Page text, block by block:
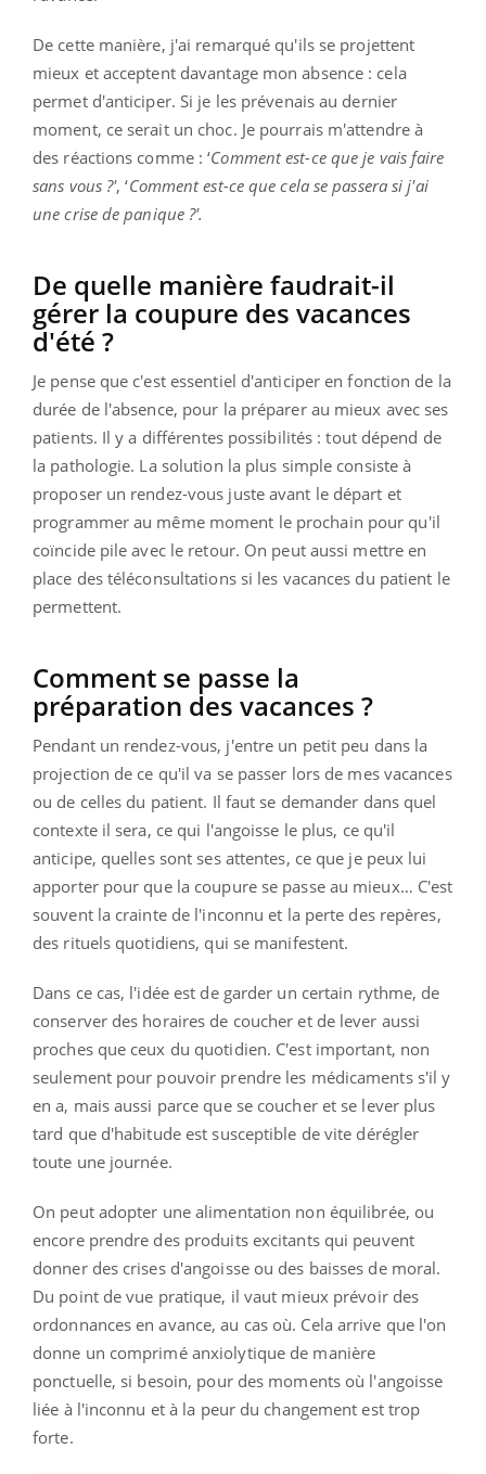
De cette manière, j'ai remarqué qu'ils se projettent
mieux et acceptent davantage mon absence : cela
permet d'anticiper. Si je les prévenais au dernier
moment, ce serait un choc. Je pourrais m'attendre à
des réactions comme : ‘Comment est-ce que je vais faire
sans vous ?', ‘Comment est-ce que cela se passera si j'ai
une crise de panique ?'.
De quelle manière faudrait-il
gérer la coupure des vacances
d'été ?
Je pense que c'est essentiel d'anticiper en fonction de la
durée de l'absence, pour la préparer au mieux avec ses
patients. Il y a différentes possibilités : tout dépend de
la pathologie. La solution la plus simple consiste à
proposer un rendez-vous juste avant le départ et
programmer au même moment le prochain pour qu'il
coïncide pile avec le retour. On peut aussi mettre en
place des téléconsultations si les vacances du patient le
permettent.
Comment se passe la
préparation des vacances ?
Pendant un rendez-vous, j'entre un petit peu dans la
projection de ce qu'il va se passer lors de mes vacances
ou de celles du patient. Il faut se demander dans quel
contexte il sera, ce qui l'angoisse le plus, ce qu'il
anticipe, quelles sont ses attentes, ce que je peux lui
apporter pour que la coupure se passe au mieux… C'est
souvent la crainte de l'inconnu et la perte des repères,
des rituels quotidiens, qui se manifestent.
Dans ce cas, l'idée est de garder un certain rythme, de
conserver des horaires de coucher et de lever aussi
proches que ceux du quotidien. C'est important, non
seulement pour pouvoir prendre les médicaments s'il y
en a, mais aussi parce que se coucher et se lever plus
tard que d'habitude est susceptible de vite dérégler
toute une journée.
On peut adopter une alimentation non équilibrée, ou
encore prendre des produits excitants qui peuvent
donner des crises d'angoisse ou des baisses de moral.
Du point de vue pratique, il vaut mieux prévoir des
ordonnances en avance, au cas où. Cela arrive que l'on
donne un comprimé anxiolytique de manière
ponctuelle, si besoin, pour des moments où l'angoisse
liée à l'inconnu et à la peur du changement est trop
forte.